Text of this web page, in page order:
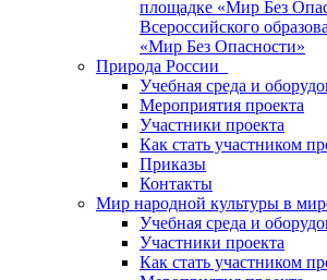
площадке «Мир Без
Всероссийского
«Мир Без Опасности»
Природа России
Учебная среда и
Мероприятия проекта
Участники проекта
Как стать участником
Приказы
Контакты
Мир народной культуры в
Учебная среда и
Участники проекта
Как стать участником